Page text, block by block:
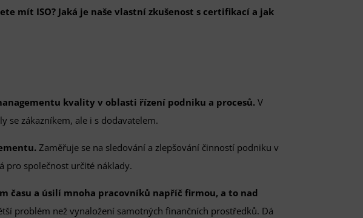
mít ISO? Jaká je naše vlastní zkušenost s certifikací a jak
kvality v oblasti řízení podniku a procesů. V
se zákazníkem, ale i s dodavatelem.
Zaměřuje se na sledování a zlepšování činností podniku v
pro společnost určité náklady.
času a úsilí mnoha pracovníků napříč firmou, a to nad
problém než vynaložení samotných finančních prostředků. Dá